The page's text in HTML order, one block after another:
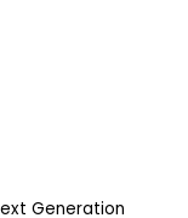
Generation